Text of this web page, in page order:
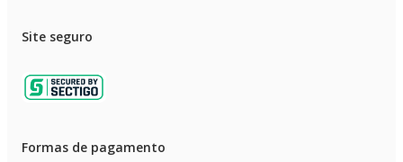
Site seguro
Formas de pagamento